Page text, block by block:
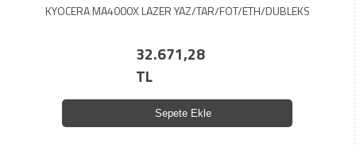
KYOCERA MA4000X LAZER YAZ/TAR/FOT/ETH/DUBLEKS
32.671,28
TL
Sepete Ekle